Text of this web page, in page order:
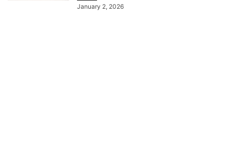
January 2, 2026